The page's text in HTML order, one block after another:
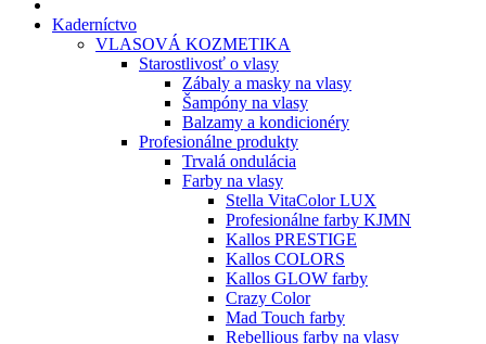
Kaderníctvo
VLASOVÁ KOZMETIKA
Starostlivosť o vlasy
Zábaly a masky na vlasy
Šampóny na vlasy
Balzamy a kondicionéry
Profesionálne produkty
Trvalá ondulácia
Farby na vlasy
Stella VitaColor LUX
Profesionálne farby KJMN
Kallos PRESTIGE
Kallos COLORS
Kallos GLOW farby
Crazy Color
Mad Touch farby
Rebellious farby na vlasy